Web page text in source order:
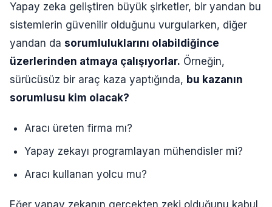
Yapay zeka geliştiren büyük şirketler, bir yandan bu
sistemlerin güvenilir olduğunu vurgularken, diğer
yandan da sorumluluklarını olabildiğince
üzerlerinden atmaya çalışıyorlar. Örneğin,
sürücüsüz bir araç kaza yaptığında, bu kazanın
sorumlusu kim olacak?
Aracı üreten firma mı?
Yapay zekayı programlayan mühendisler mi?
Aracı kullanan yolcu mu?
Eğer yapay zekanın gerçekten zeki olduğunu kabul